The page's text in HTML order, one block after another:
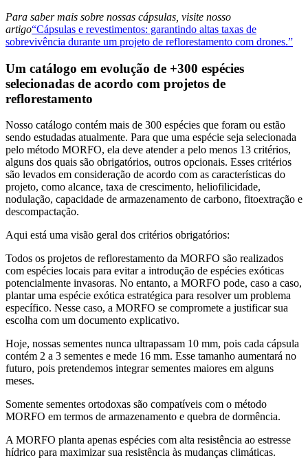
Para saber mais sobre nossas cápsulas, visite nosso
artigo“Cápsulas e revestimentos: garantindo altas taxas de
sobrevivência durante um projeto de reflorestamento com drones.”
Um catálogo em evolução de +300 espécies
selecionadas de acordo com projetos de
reflorestamento
Nosso catálogo contém mais de 300 espécies que foram ou estão
sendo estudadas atualmente. Para que uma espécie seja selecionada
pelo método MORFO, ela deve atender a pelo menos 13 critérios,
alguns dos quais são obrigatórios, outros opcionais. Esses critérios
são levados em consideração de acordo com as características do
projeto, como alcance, taxa de crescimento, heliofilicidade,
nodulação, capacidade de armazenamento de carbono, fitoextração e
descompactação.
Aqui está uma visão geral dos critérios obrigatórios:
Todos os projetos de reflorestamento da MORFO são realizados
com espécies locais para evitar a introdução de espécies exóticas
potencialmente invasoras. No entanto, a MORFO pode, caso a caso,
plantar uma espécie exótica estratégica para resolver um problema
específico. Nesse caso, a MORFO se compromete a justificar sua
escolha com um documento explicativo.
Hoje, nossas sementes nunca ultrapassam 10 mm, pois cada cápsula
contém 2 a 3 sementes e mede 16 mm. Esse tamanho aumentará no
futuro, pois pretendemos integrar sementes maiores em alguns
meses.
Somente sementes ortodoxas são compatíveis com o método
MORFO em termos de armazenamento e quebra de dormência.
A MORFO planta apenas espécies com alta resistência ao estresse
hídrico para maximizar sua resistência às mudanças climáticas.